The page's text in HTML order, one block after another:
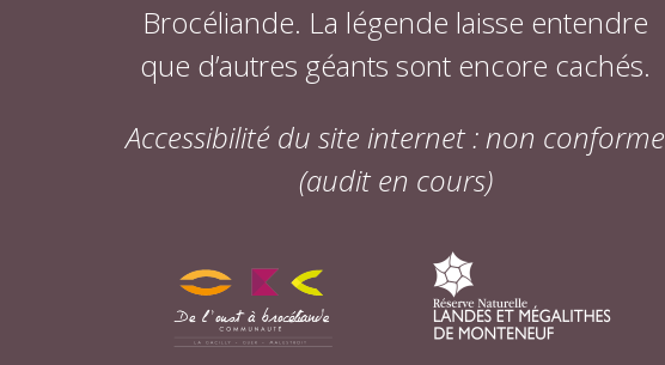
Brocéliande. La légende laisse entendre
que d’autres géants sont encore cachés.
Accessibilité du site internet : non conforme
(audit en cours)